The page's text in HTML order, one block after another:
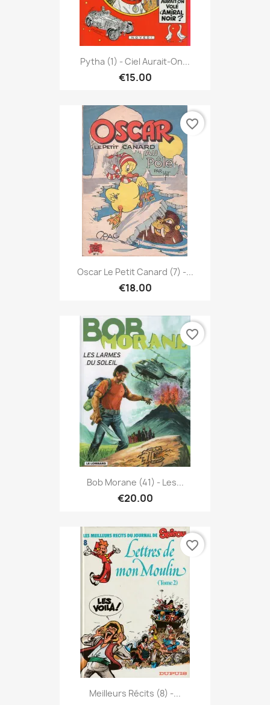
Pytha (1) - Ciel Aurait-On...
€15.00
Oscar Le Petit Canard (7) -...
€18.00
favorite_border
Bob Morane (41) - Les...
€20.00
favorite_border
Meilleurs Récits (8) -...
favorite_border